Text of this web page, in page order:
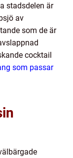
stadsdelen är
av
som de är
cocktail
som passar